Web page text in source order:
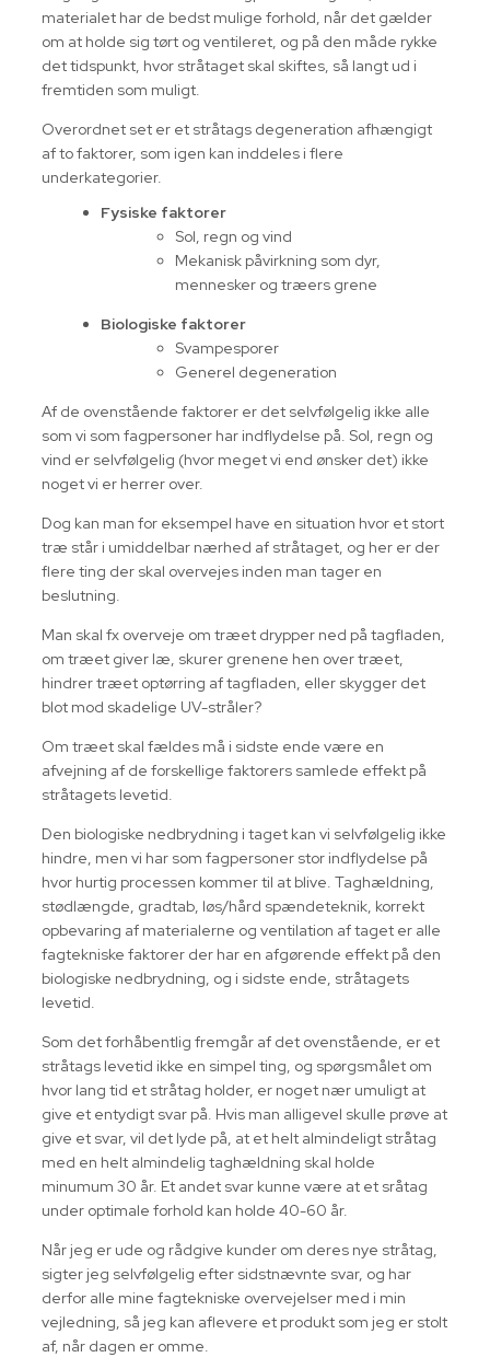
materialet har de bedst mulige forhold, når det gælder
om at holde sig tørt og ventileret, og på den måde rykke
det tidspunkt, hvor stråtaget skal skiftes, så langt ud i
fremtiden som muligt.
Overordnet set er et stråtags degeneration afhængigt
af to faktorer, som igen kan inddeles i flere
underkategorier.
Fysiske faktorer
Sol, regn og vind
Mekanisk påvirkning som dyr,
mennesker og træers grene
Biologiske faktorer
Svampesporer
Generel degeneration
Af de ovenstående faktorer er det selvfølgelig ikke alle
som vi som fagpersoner har indflydelse på. Sol, regn og
vind er selvfølgelig (hvor meget vi end ønsker det) ikke
noget vi er herrer over.
Dog kan man for eksempel have en situation hvor et stort
træ står i umiddelbar nærhed af stråtaget, og her er der
flere ting der skal overvejes inden man tager en
beslutning.
Man skal fx overveje om træet drypper ned på tagfladen,
om træet giver læ, skurer grenene hen over træet,
hindrer træet optørring af tagfladen, eller skygger det
blot mod skadelige UV-stråler?
Om træet skal fældes må i sidste ende være en
afvejning af de forskellige faktorers samlede effekt på
stråtagets levetid.
Den biologiske nedbrydning i taget kan vi selvfølgelig ikke
hindre, men vi har som fagpersoner stor indflydelse på
hvor hurtig processen kommer til at blive. Taghældning,
stødlængde, gradtab, løs/hård spændeteknik, korrekt
opbevaring af materialerne og ventilation af taget er alle
fagtekniske faktorer der har en afgørende effekt på den
biologiske nedbrydning, og i sidste ende, stråtagets
levetid.
Som det forhåbentlig fremgår af det ovenstående, er et
stråtags levetid ikke en simpel ting, og spørgsmålet om
hvor lang tid et stråtag holder, er noget nær umuligt at
give et entydigt svar på. Hvis man alligevel skulle prøve at
give et svar, vil det lyde på, at et helt almindeligt stråtag
med en helt almindelig taghældning skal holde
minumum 30 år. Et andet svar kunne være at et sråtag
under optimale forhold kan holde 40-60 år.
Når jeg er ude og rådgive kunder om deres nye stråtag,
sigter jeg selvfølgelig efter sidstnævnte svar, og har
derfor alle mine fagtekniske overvejelser med i min
vejledning, så jeg kan aflevere et produkt som jeg er stolt
af, når dagen er omme.